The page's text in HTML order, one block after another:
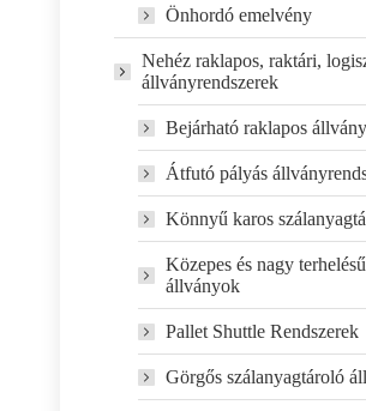
Önhordó emelvény
Nehéz raklapos, raktári,
állványrendszerek
Bejárható raklapos
Átfutó pályás
Könnyű karos
Közepes és nagy
állványok
Pallet Shuttle Rendszerek
Görgős szálanyagtároló